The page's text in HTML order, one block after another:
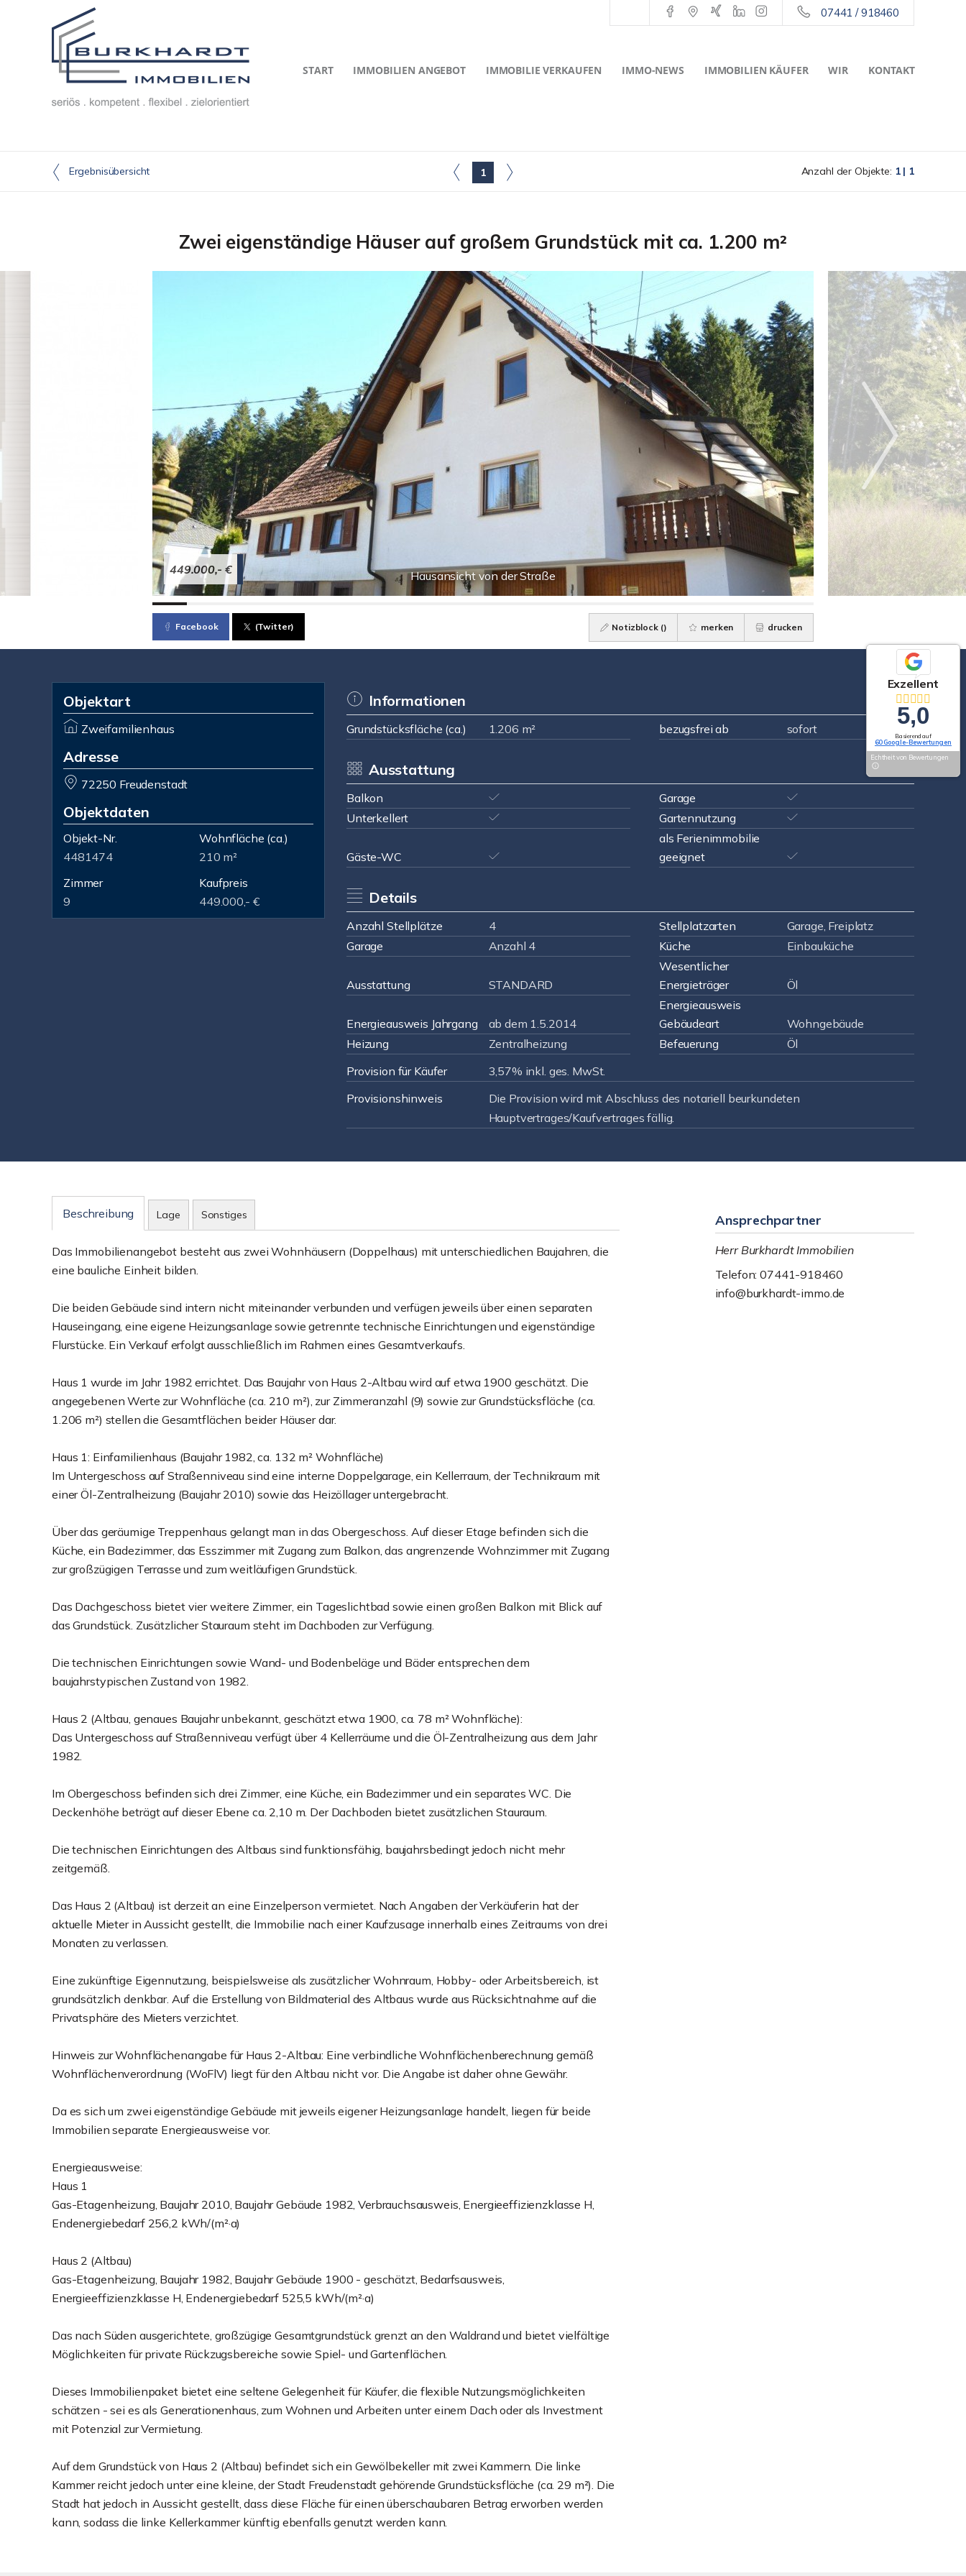
07441 / 918460
START IMMOBILIEN ANGEBOT IMMOBILIE VERKAUFEN IMMO-NEWS IMMOBILIEN KÄUFER WIR KONTAKT
Ergebnisübersicht 1 Anzahl der Objekte: 1 | 1
Zwei eigenständige Häuser auf großem Grundstück mit ca. 1.200 m²
Hausansicht von der Straße
449.000,- €
Facebook (Twitter) Notizblock () merken drucken
Objektart
Zweifamilienhaus
Adresse
72250 Freudenstadt
Objektdaten
Objekt-Nr.
4481474
Wohnfläche (ca.)
210 m²
Zimmer
9
Kaufpreis
449.000,- €
Informationen
Grundstücksfläche (ca.) 1.206 m² bezugsfrei ab sofort
Ausstattung
Balkon
Garage
Unterkellert
Gartennutzung
Gäste-WC
als Ferienimmobilie
geeignet
Details
Anzahl Stellplätze 4 Stellplatzarten
Garage, Freiplatz
Garage
Anzahl 4 Küche Einbauküche
Ausstattung STANDARD
Wesentlicher
Energieträger
Öl
Energieausweis Jahrgang ab dem 1.5.2014
Energieausweis
Gebäudeart
Wohngebäude
Heizung
Zentralheizung Befeuerung
Öl
Provision für Käufer
3,57% inkl. ges. MwSt.
Provisionshinweis
Die Provision wird mit Abschluss des notariell beurkundeten
Hauptvertrages/Kaufvertrages fällig.
Beschreibung Lage Sonstiges
Das Immobilienangebot besteht aus zwei Wohnhäusern (Doppelhaus) mit unterschiedlichen Baujahren, die
eine bauliche Einheit bilden.
Die beiden Gebäude sind intern nicht miteinander verbunden und verfügen jeweils über einen separaten
Hauseingang, eine eigene Heizungsanlage sowie getrennte technische Einrichtungen und eigenständige
Flurstücke. Ein Verkauf erfolgt ausschließlich im Rahmen eines Gesamtverkaufs.
Haus 1 wurde im Jahr 1982 errichtet. Das Baujahr von Haus 2-Altbau wird auf etwa 1900 geschätzt. Die
angegebenen Werte zur Wohnfläche (ca. 210 m²), zur Zimmeranzahl (9) sowie zur Grundstücksfläche (ca.
1.206 m²) stellen die Gesamtflächen beider Häuser dar.
Haus 1: Einfamilienhaus (Baujahr 1982, ca. 132 m² Wohnfläche)
Im Untergeschoss auf Straßenniveau sind eine interne Doppelgarage, ein Kellerraum, der Technikraum mit
einer Öl-Zentralheizung (Baujahr 2010) sowie das Heizöllager untergebracht.
Über das geräumige Treppenhaus gelangt man in das Obergeschoss. Auf dieser Etage befinden sich die
Küche, ein Badezimmer, das Esszimmer mit Zugang zum Balkon, das angrenzende Wohnzimmer mit Zugang
zur großzügigen Terrasse und zum weitläufigen Grundstück.
Das Dachgeschoss bietet vier weitere Zimmer, ein Tageslichtbad sowie einen großen Balkon mit Blick auf
das Grundstück. Zusätzlicher Stauraum steht im Dachboden zur Verfügung.
Die technischen Einrichtungen sowie Wand- und Bodenbeläge und Bäder entsprechen dem
baujahrstypischen Zustand von 1982.
Haus 2 (Altbau, genaues Baujahr unbekannt, geschätzt etwa 1900, ca. 78 m² Wohnfläche):
Das Untergeschoss auf Straßenniveau verfügt über 4 Kellerräume und die Öl-Zentralheizung aus dem Jahr
1982.
Im Obergeschoss befinden sich drei Zimmer, eine Küche, ein Badezimmer und ein separates WC. Die
Deckenhöhe beträgt auf dieser Ebene ca. 2,10 m. Der Dachboden bietet zusätzlichen Stauraum.
Die technischen Einrichtungen des Altbaus sind funktionsfähig, baujahrsbedingt jedoch nicht mehr
zeitgemäß.
Das Haus 2 (Altbau) ist derzeit an eine Einzelperson vermietet. Nach Angaben der Verkäuferin hat der
aktuelle Mieter in Aussicht gestellt, die Immobilie nach einer Kaufzusage innerhalb eines Zeitraums von drei
Monaten zu verlassen.
Eine zukünftige Eigennutzung, beispielsweise als zusätzlicher Wohnraum, Hobby- oder Arbeitsbereich, ist
grundsätzlich denkbar. Auf die Erstellung von Bildmaterial des Altbaus wurde aus Rücksichtnahme auf die
Privatsphäre des Mieters verzichtet.
Hinweis zur Wohnflächenangabe für Haus 2-Altbau: Eine verbindliche Wohnflächenberechnung gemäß
Wohnflächenverordnung (WoFlV) liegt für den Altbau nicht vor. Die Angabe ist daher ohne Gewähr.
Da es sich um zwei eigenständige Gebäude mit jeweils eigener Heizungsanlage handelt, liegen für beide
Immobilien separate Energieausweise vor.
Energieausweise:
Haus 1
Gas-Etagenheizung, Baujahr 2010, Baujahr Gebäude 1982, Verbrauchsausweis, Energieeffizienzklasse H,
Endenergiebedarf 256,2 kWh/(m²·a)
Haus 2 (Altbau)
Gas-Etagenheizung, Baujahr 1982, Baujahr Gebäude 1900 - geschätzt, Bedarfsausweis,
Energieeffizienzklasse H, Endenergiebedarf 525,5 kWh/(m²·a)
Das nach Süden ausgerichtete, großzügige Gesamtgrundstück grenzt an den Waldrand und bietet vielfältige
Möglichkeiten für private Rückzugsbereiche sowie Spiel- und Gartenflächen.
Dieses Immobilienpaket bietet eine seltene Gelegenheit für Käufer, die flexible Nutzungsmöglichkeiten
schätzen - sei es als Generationenhaus, zum Wohnen und Arbeiten unter einem Dach oder als Investment
mit Potenzial zur Vermietung.
Auf dem Grundstück von Haus 2 (Altbau) befindet sich ein Gewölbekeller mit zwei Kammern. Die linke
Kammer reicht jedoch unter eine kleine, der Stadt Freudenstadt gehörende Grundstücksfläche (ca. 29 m²). Die
Stadt hat jedoch in Aussicht gestellt, dass diese Fläche für einen überschaubaren Betrag erworben werden
kann, sodass die linke Kellerkammer künftig ebenfalls genutzt werden kann.
Ansprechpartner
Herr Burkhardt Immobilien
Telefon: 07441-918460
info@burkhardt-immo.de
Exzellent
5,0
Basierend auf
60 Google-Bewertungen
Echtheit von Bewertungen